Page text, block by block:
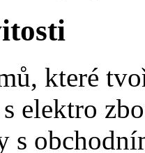
které
elektro
s